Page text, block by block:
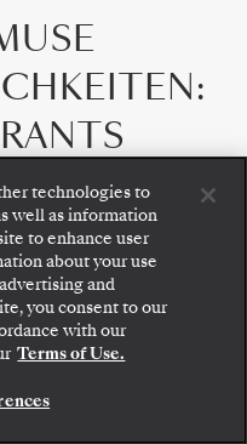
:
technologies to
well as information
to enhance user
about your use
and
you consent to our
with our
Terms of Use.